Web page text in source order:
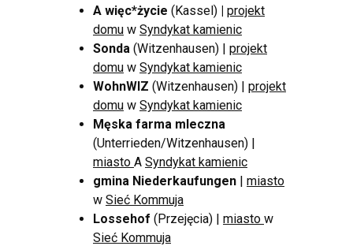
A więc*życie (Kassel) | projekt
domu w Syndykat kamienic
Sonda (Witzenhausen) | projekt
domu w Syndykat kamienic
WohnWIZ (Witzenhausen) | projekt
domu w Syndykat kamienic
Męska farma mleczna
(Unterrieden/Witzenhausen) |
miasto A Syndykat kamienic
gmina Niederkaufungen | miasto
w Sieć Kommuja
Lossehof (Przejęcia) | miasto w
Sieć Kommuja